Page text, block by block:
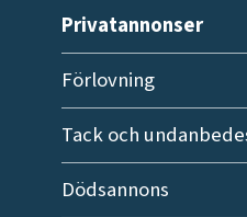
Privatannonser
Förlovning
Tack och
Dödsannons